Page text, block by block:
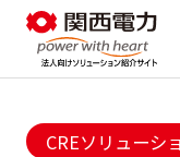
CREソリューシ